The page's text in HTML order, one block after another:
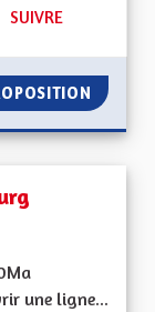
54 ABONNÉS
SUIVRE
POUR
une ligne...